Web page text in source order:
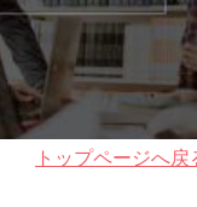
トップページへ戻